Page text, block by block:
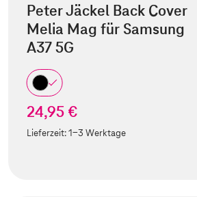
Peter Jäckel Back Cover
Melia Mag für Samsung
A37 5G
24,95 €
Lieferzeit:1-3 Werktage